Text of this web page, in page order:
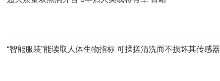
“智能服装”能读取人体生物指标 可揉搓清洗而不损坏其传感器